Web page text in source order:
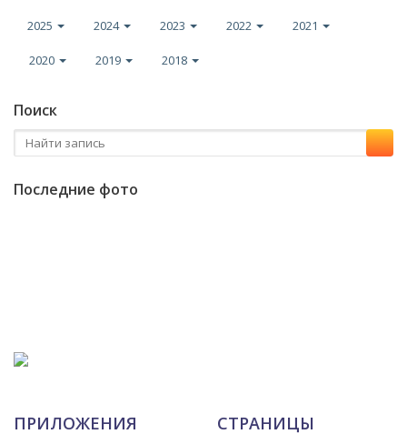
2025 2024 2023 2022 2021
2020 2019 2018
Поиск
Последние фото
ПРИЛОЖЕНИЯ СТРАНИЦЫ